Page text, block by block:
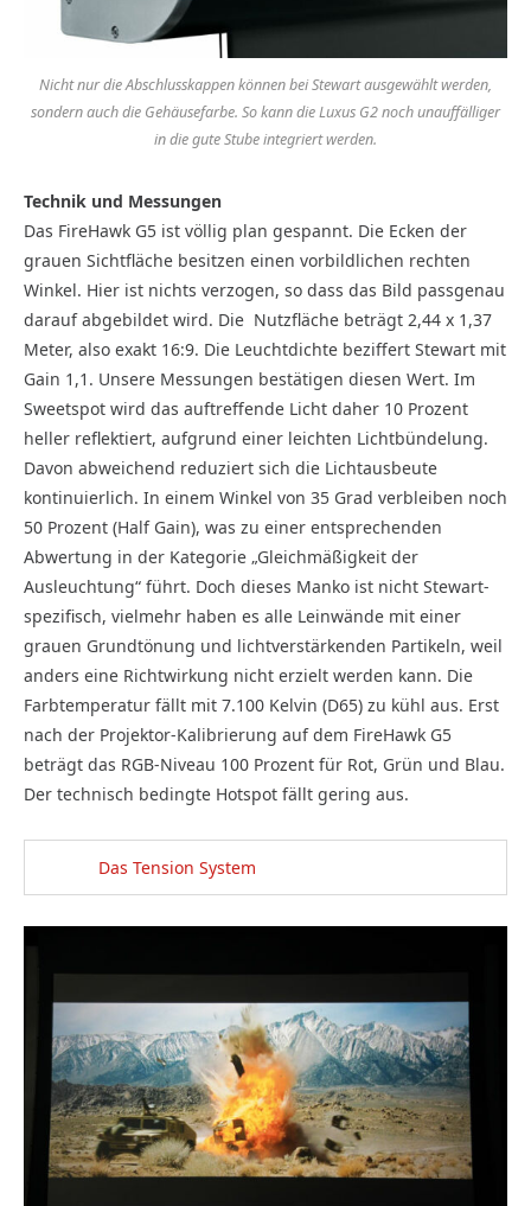
Nicht nur die Abschlusskappen können bei Stewart ausgewählt werden,
sondern auch die Gehäusefarbe. So kann die Luxus G2 noch unauffälliger
in die gute Stube integriert werden.
Technik und Messungen
Das FireHawk G5 ist völlig plan gespannt. Die Ecken der
grauen Sichtfläche besitzen einen vorbildlichen rechten
Winkel. Hier ist nichts verzogen, so dass das Bild passgenau
darauf abgebildet wird. Die Nutzfläche beträgt 2,44 x 1,37
Meter, also exakt 16:9. Die Leuchtdichte beziffert Stewart mit
Gain 1,1. Unsere Messungen bestätigen diesen Wert. Im
Sweetspot wird das auftreffende Licht daher 10 Prozent
heller reflektiert, aufgrund einer leichten Lichtbündelung.
Davon abweichend reduziert sich die Lichtausbeute
kontinuierlich. In einem Winkel von 35 Grad verbleiben noch
50 Prozent (Half Gain), was zu einer entsprechenden
Abwertung in der Kategorie „Gleichmäßigkeit der
Ausleuchtung“ führt. Doch dieses Manko ist nicht Stewart-
spezifisch, vielmehr haben es alle Leinwände mit einer
grauen Grundtönung und lichtverstärkenden Partikeln, weil
anders eine Richtwirkung nicht erzielt werden kann. Die
Farbtemperatur fällt mit 7.100 Kelvin (D65) zu kühl aus. Erst
nach der Projektor-Kalibrierung auf dem FireHawk G5
beträgt das RGB-Niveau 100 Prozent für Rot, Grün und Blau.
Der technisch bedingte Hotspot fällt gering aus.
Das Tension System